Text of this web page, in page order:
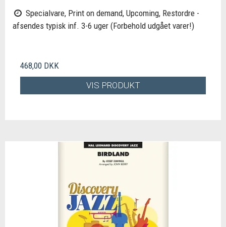
Specialvare, Print on demand, Upcoming, Restordre -
afsendes typisk inf. 3-6 uger (Forbehold udgået varer!)
468,00 DKK
VIS PRODUKT